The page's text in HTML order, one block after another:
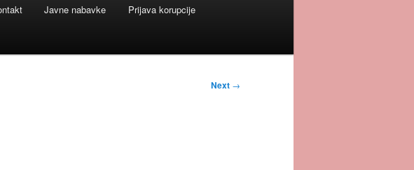
Javne nabavke Prijava korupcije
Next →